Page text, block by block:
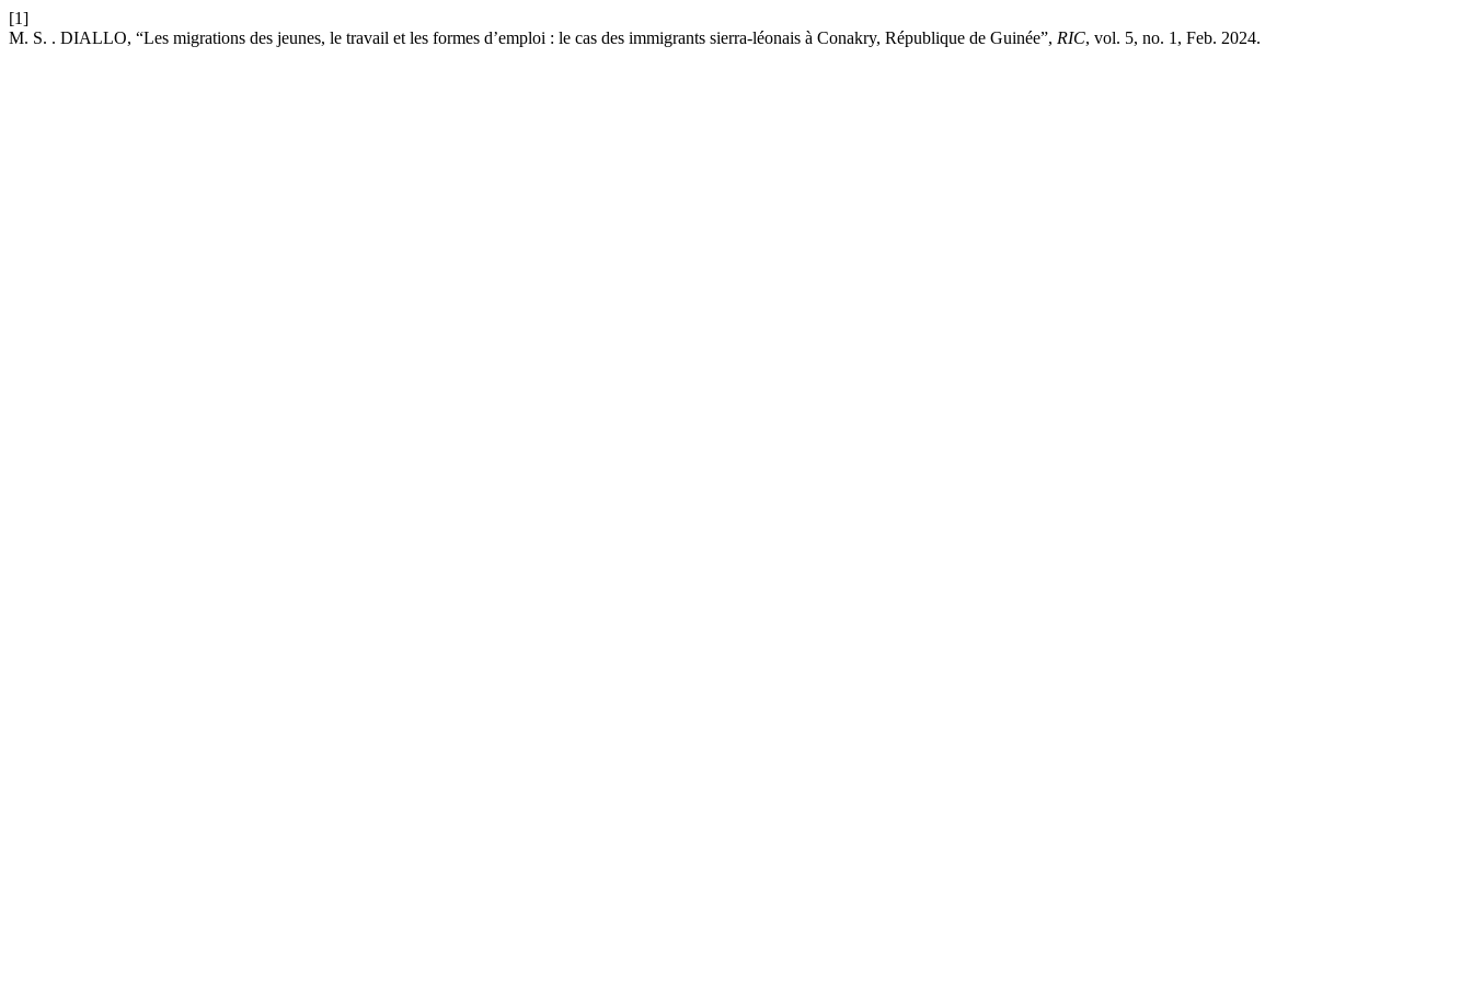
[1]
M. S. . DIALLO, “Les migrations des jeunes, le travail et les formes d’emploi : le cas des immigrants sierra-léonais à Conakry, République de Guinée”, RIC, vol. 5, no. 1, Feb. 2024.